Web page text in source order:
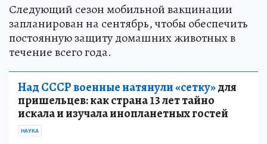
Следующий сезон мобильной вакцинации
запланирован на сентябрь, чтобы обеспечить
постоянную защиту домашних животных в
течение всего года.
Над СССР военные натянули «сетку»для
пришельцев: как страна 13 лет тайно
искала и изучала инопланетных гостей
НАУКА